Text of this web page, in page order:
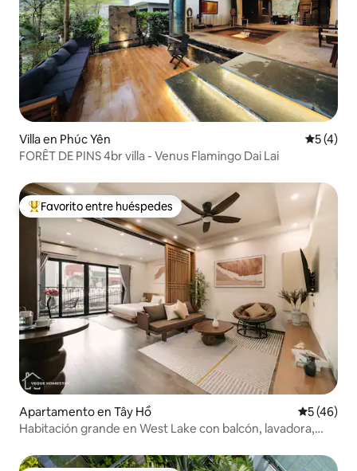
Villa en Phúc Yên
5 (4)
FORÊT DE PINS 4br villa - Venus Flamingo Dai Lai
Favorito entre huéspedes preferido
Favorito entre huéspedes
Apartamento en Tây Hồ
5 (46)
Habitación grande en West Lake con balcón, lavadora,